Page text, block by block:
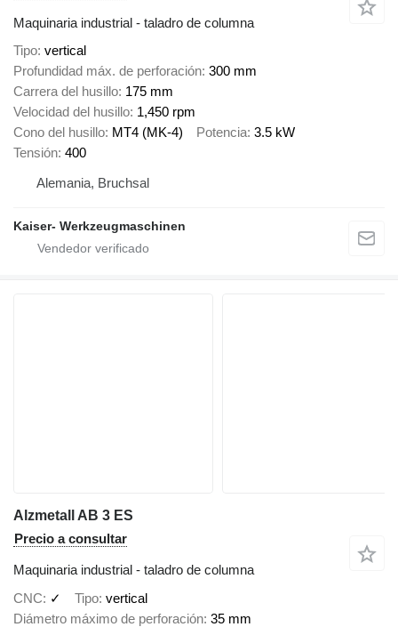
Maquinaria industrial - taladro de columna
Tipo vertical
Profundidad máx. de perforación 300 mm
Carrera del husillo 175 mm
Velocidad del husillo 1,450 rpm
Cono del husillo MT4 (MK-4) Potencia 3.5 kW
Tensión 400
Alemania, Bruchsal
Kaiser- Werkzeugmaschinen
Alzmetall AB 3 ES
Precio a consultar
Maquinaria industrial - taladro de columna
CNC
✓ Tipo vertical
Diámetro máximo de perforación 35 mm